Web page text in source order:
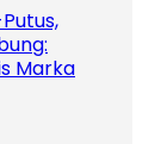
Marka